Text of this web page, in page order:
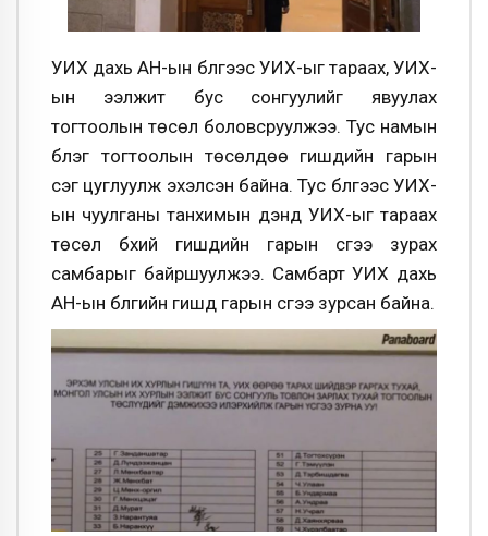
УИХ дахь АН-ын бүлгээс УИХ-ыг тараах, УИХ-
ын ээлжит бус сонгуулийг явуулах
тогтоолын төсөл боловсруулжээ. Тус намын
бүлэг тогтоолын төсөлдөө гишүүдийн гарын
үсэг цуглуулж эхэлсэн байна. Тус бүлгээс УИХ-
ын чуулганы танхимын үүдэнд УИХ-ыг тараах
төсөл бүхий гишүүдийн гарын үсгээ зурах
самбарыг байршуулжээ. Самбарт УИХ дахь
АН-ын бүлгийн гишүүд гарын үсгээ зурсан байна.